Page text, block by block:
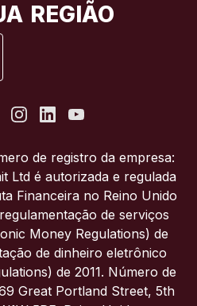
REGIÃO
de registro da empresa:
Ltd é autorizada e regulada
Financeira no Reino Unido
de serviços
Money Regulations) de
de dinheiro eletrônico
de 2011. Número de
Great Portland Street, 5th